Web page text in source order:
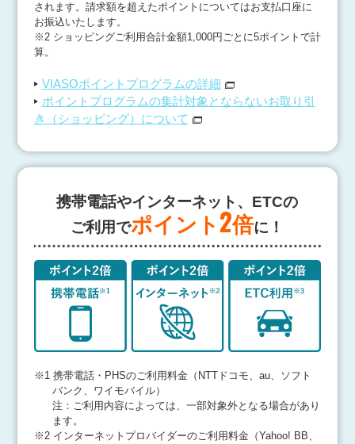
されます。請求額を超えたポイントについてはお支払口座に
お振込いたします。
※2 ショッピングご利用合計金額1,000円ごとに5ポイントで計
算。
VIASOポイントプログラムの詳細
ポイントプログラムの集計対象とならないお取り引
き（ショッピング）について
携帯電話やインターネット、ETCの
ご利用でポイント 2倍に！
※1 携帯電話・PHSのご利用料金（NTTドコモ、au、ソフト
バンク、ワイモバイル）
注：ご利用内容によっては、一部対象外となる場合があり
ます。
※2 インターネットプロバイダーのご利用料金（Yahoo! BB、